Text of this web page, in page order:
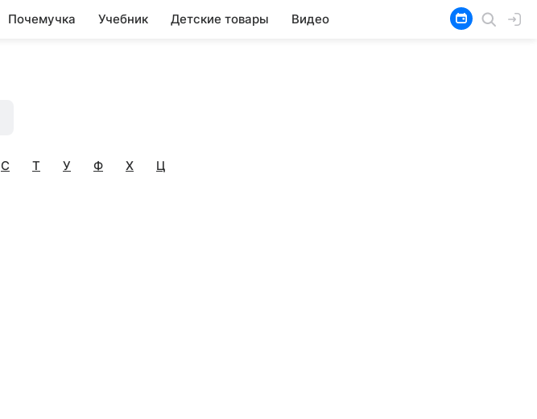
Почемучка Учебник Детские товары Видео
С Т У Ф Х Ц